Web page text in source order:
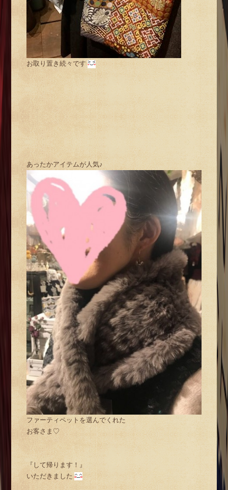
お取り置き続々です
あったかアイテムが人気♪
ファーティペットを選んでくれた
お客さま♡
『して帰ります！』
いただきました